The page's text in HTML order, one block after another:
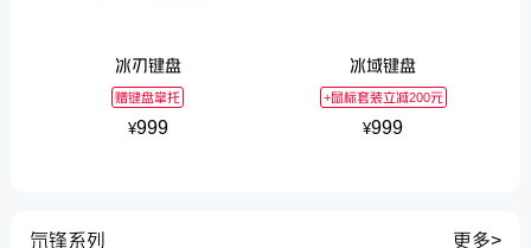
冰刃键盘
赠键盘掌托
¥999
冰域键盘
+鼠标套装立减200元
¥999
氘锋系列 更多>